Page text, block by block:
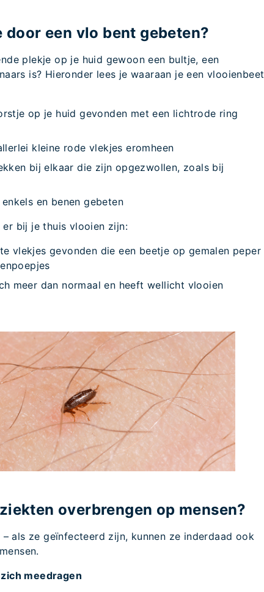
door een vlo bent gebeten?
plekje op je huid gewoon een bultje, een
is? Hieronder lees je waaraan je een vlooienbeet
op je huid gevonden met een lichtrode ring
kleine rode vlekjes eromheen
bij elkaar die zijn opgezwollen, zoals bij
en benen gebeten
bij je thuis vlooien zijn:
vlekjes gevonden die een beetje op gemalen peper
meer dan normaal en heeft wellicht vlooien
overbrengen op mensen?
als ze geïnfecteerd zijn, kunnen ze inderdaad ook
meedragen